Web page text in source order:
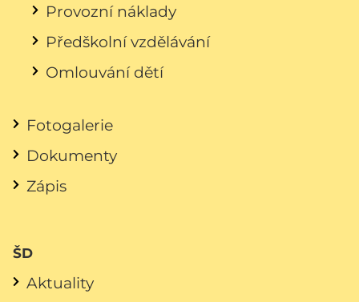
Provozní náklady
Předškolní vzdělávání
Omlouvání dětí
Fotogalerie
Dokumenty
Zápis
ŠD
Aktuality